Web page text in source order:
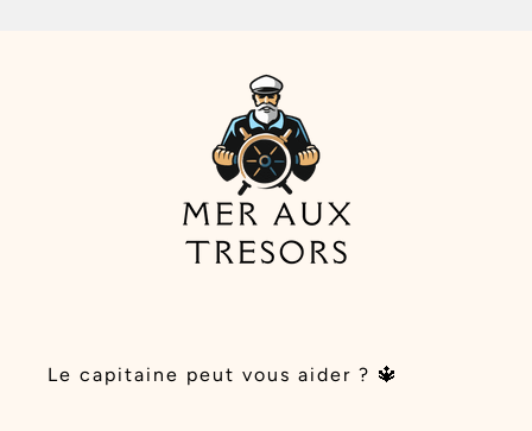
Le capitaine peut vous aider ? 🔱